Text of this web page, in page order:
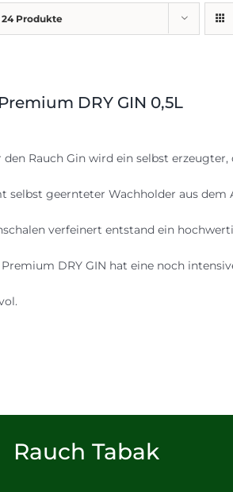
24 Produkte
DRY GIN 0,5L
den Rauch Gin wird ein selbst
selbst geernteter Wachholder aus dem
verfeinert entstand ein
Premium DRY GIN hat eine noch
Rauch Tabak